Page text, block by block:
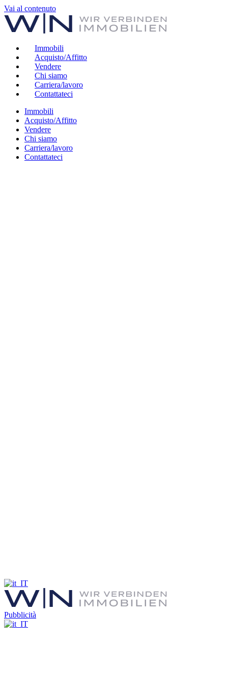
Vai al contenuto
Immobili
Acquisto/Affitto
Vendere
Chi siamo
Carriera/lavoro
Contattateci
Immobili
Acquisto/Affitto
Vendere
Chi siamo
Carriera/lavoro
Contattateci
Pubblicità